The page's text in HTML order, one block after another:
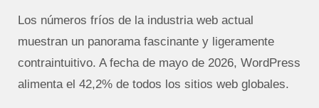
Los números fríos de la industria web actual
muestran un panorama fascinante y ligeramente
contraintuitivo. A fecha de mayo de 2026, WordPress
alimenta el 42,2% de todos los sitios web globales.